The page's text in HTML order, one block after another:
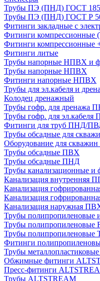
Трубы ПЭ (ПНД) ГОСТ
Трубы ПЭ (ПНД) ГОСТ Р
Фитинги закладные с
Фитинги компрессионные
Фитинги компрессионные
Фитинги литые
Трубы напорные НПВХ и
Трубы напорные НПВХ
Фитинги напорные НПВХ
Трубы для эл.кабеля и
Колодец дренажный
Трубы гофр. для дренажа
Трубы гофр. для
Фитинги для труб ПНД/
Трубы обсадные для
Оборудование для скважин
Трубы обсадные ПВХ
Трубы обсадные ПНД
Трубы канализационные и
Канализация внутренняя
Канализация
Канализация
Канализация наружная
Трубы полипропиленовые
Трубы полипропиленовые
Трубы полипропиленовые
Фитинги
Трубы
Обжимные фитинги
Пресс-фитинги
Трубы ALTSTREAM